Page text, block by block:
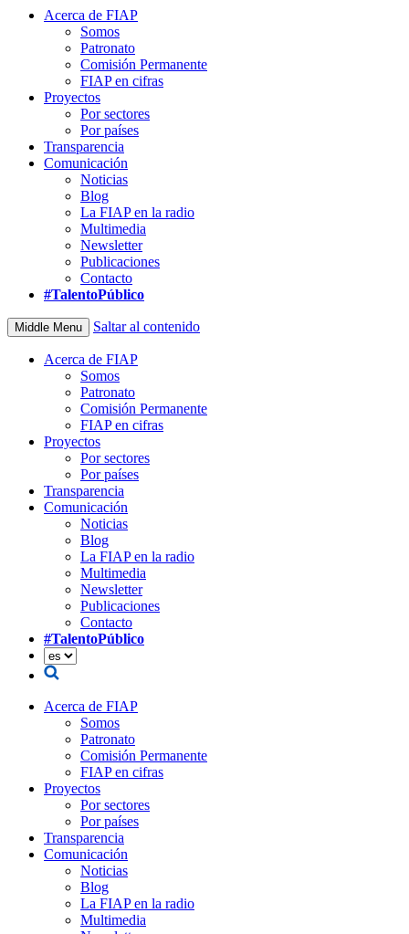
Acerca de FIAP
Somos
Patronato
Comisión Permanente
FIAP en cifras
Proyectos
Por sectores
Por países
Transparencia
Comunicación
Noticias
Blog
La FIAP en la radio
Multimedia
Newsletter
Publicaciones
Contacto
#TalentoPúblico
Middle Menu Saltar al contenido
Acerca de FIAP
Somos
Patronato
Comisión Permanente
FIAP en cifras
Proyectos
Por sectores
Por países
Transparencia
Comunicación
Noticias
Blog
La FIAP en la radio
Multimedia
Newsletter
Publicaciones
Contacto
#TalentoPúblico
Acerca de FIAP
Somos
Patronato
Comisión Permanente
FIAP en cifras
Proyectos
Por sectores
Por países
Transparencia
Comunicación
Noticias
Blog
La FIAP en la radio
Multimedia